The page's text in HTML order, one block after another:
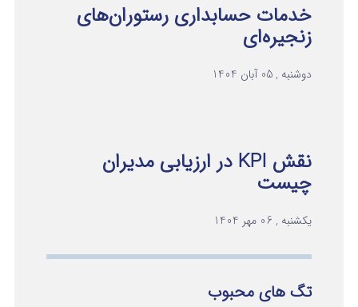
خدمات حسابداری رستوران‌های
زنجیره‌ای
دوشنبه , 05 آبان 1404
نقش KPI در ارزیابی مدیران
چیست
یکشنبه , 06 مهر 1404
تگ های محبوب